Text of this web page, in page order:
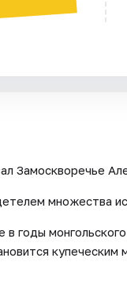
Замоскворечье
множества
в годы